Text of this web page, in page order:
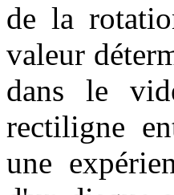
de la
valeur
dans le
rectiligne
une